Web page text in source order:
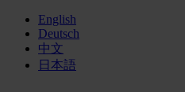
English
Deutsch
中文
日本語